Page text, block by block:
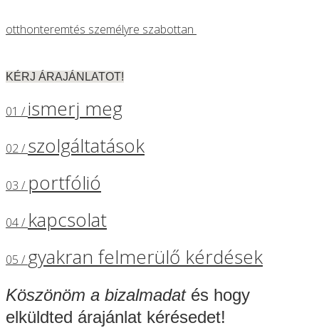
otthonteremtés személyre szabottan
KÉRJ ÁRAJÁNLATOT!
01 / ismerj meg
02 / szolgáltatások
03 / portfólió
04 / kapcsolat
05 / gyakran felmerülő kérdések
Köszönöm a bizalmadatés hogy
elküldted árajánlat kérésedet!